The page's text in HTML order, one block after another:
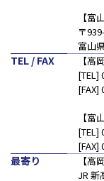
東京中野本部
埼玉川口本部
高岡本部
大阪本部
【富
〒
富山
TEL / FAX
【高
[TEL]
[FAX]
【富
[TEL]
[FAX]
最寄り
【高
JR 新